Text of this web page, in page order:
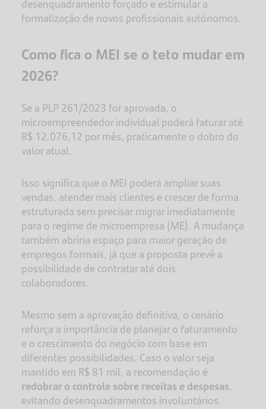
desenquadramento forçado e estimular a
formalização de novos profissionais autônomos.
Como fica o MEI se o teto mudar em
2026?
Se a PLP 261/2023 for aprovada, o
microempreendedor individual poderá faturar até
R$ 12.076,12 por mês, praticamente o dobro do
valor atual.
Isso significa que o MEI poderá ampliar suas
vendas, atender mais clientes e crescer de forma
estruturada sem precisar migrar imediatamente
para o regime de microempresa (ME). A mudança
também abriria espaço para maior geração de
empregos formais, já que a proposta prevê a
possibilidade de contratar até dois
colaboradores.
Mesmo sem a aprovação definitiva, o cenário
reforça a importância de planejar o faturamento
e o crescimento do negócio com base em
diferentes possibilidades. Caso o valor seja
mantido em R$ 81 mil, a recomendação é
redobrar o controle sobre receitas e despesas,
evitando desenquadramentos involuntários.